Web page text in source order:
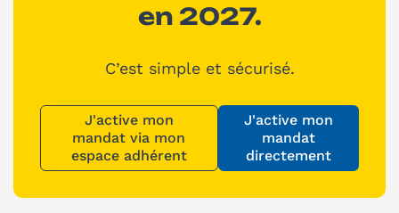
en 2027.
C’est simple et sécurisé.
J'active mon
mandat via mon
espace adhérent
J'active mon
mandat
directement